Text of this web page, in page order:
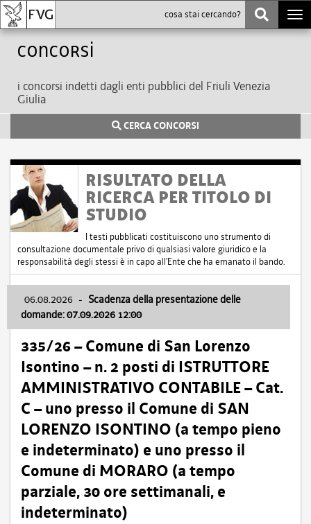
Concorsi
i concorsi indetti dagli enti pubblici del Friuli Venezia
Giulia
CERCA CONCORSI
RISULTATO DELLA
RICERCA PER TITOLO DI
STUDIO
I testi pubblicati costituiscono uno strumento di
consultazione documentale privo di qualsiasi valore giuridico e la
responsabilità degli stessi è in capo all'Ente che ha emanato il bando.
06.08.2026 - Scadenza della presentazione delle
domande: 07.09.2026 12:00
335/26 – Comune di San Lorenzo
Isontino – n. 2 posti di ISTRUTTORE
AMMINISTRATIVO CONTABILE – Cat.
C – uno presso il Comune di SAN
LORENZO ISONTINO (a tempo pieno
e indeterminato) e uno presso il
Comune di MORARO (a tempo
parziale, 30 ore settimanali, e
indeterminato)